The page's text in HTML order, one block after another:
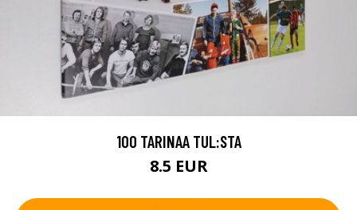
100 TARINAA TUL:STA
8.5 EUR